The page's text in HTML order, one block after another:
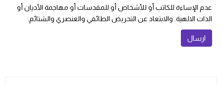
عدم الإساءة للكاتب أو للأشخاص أو للمقدسات أو مهاجمة الأديان أو
الذات الالهية. والابتعاد عن التحريض الطائفي والعنصري والشتائم.